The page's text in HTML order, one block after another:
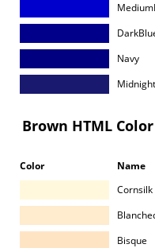
Navy
Brown HTML
Color Name
Cornsilk
Bisque